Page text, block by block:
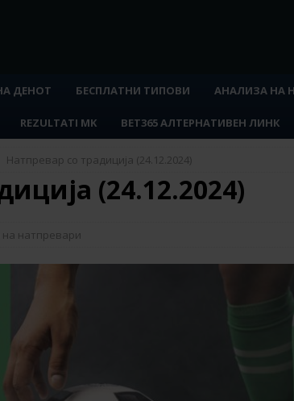
ДЕНОТ БЕСПЛАТНИ ТИПОВИ АНАЛИЗА НА
REZULTATI MK BET365 АЛТЕРНАТИВЕН ЛИНК
Натпревар со традиција (24.12.2024)
(24.12.2024)
на натпревари